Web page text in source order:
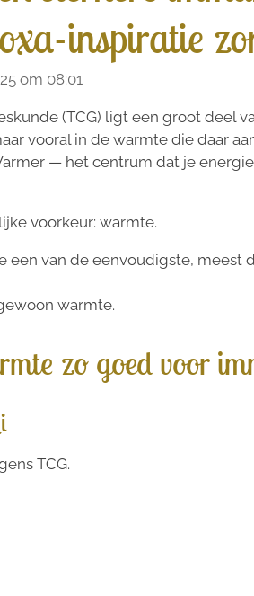
inspiratie
om 08:01
(TCG) ligt een groot deel
vooral in de warmte die daar
— het centrum dat je
voorkeur: warmte.
een van de eenvoudigste,
warmte.
zo goed voor
TCG.